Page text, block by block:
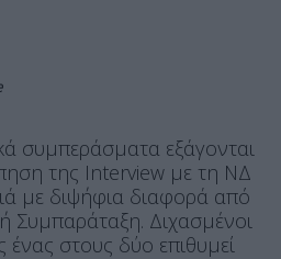
συμπεράσματα εξάγονται
της Interview με τη ΝΔ
με διψήφια διαφορά από
Συμπαράταξη. Διχασμένοι
ένας στους δύο επιθυμεί